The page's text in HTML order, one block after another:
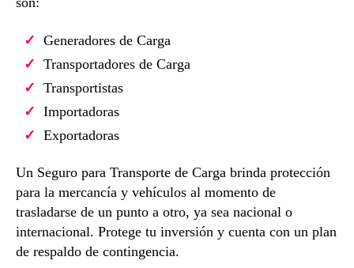
Generadores de Carga
Transportadores de Carga
Transportistas
Importadoras
Exportadoras
Un Seguro para Transporte de Carga brinda protección
para la mercancía y vehículos al momento de
trasladarse de un punto a otro, ya sea nacional o
internacional. Protege tu inversión y cuenta con un plan
de respaldo de contingencia.